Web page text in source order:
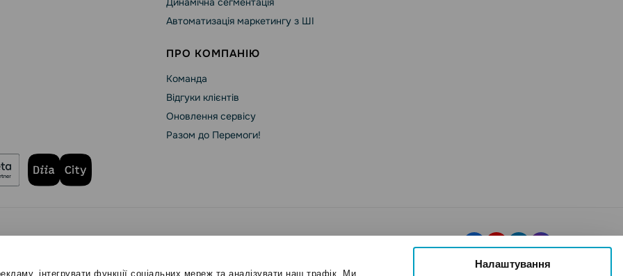
інтегрувати функції соціальних мереж та аналізувати наш трафік. Ми
Налаштування
Автоматизація маркетингу з ШІ
ПРО КОМПАНІЮ
Команда
Відгуки клієнтів
Оновлення сервісу
Разом до Перемоги!